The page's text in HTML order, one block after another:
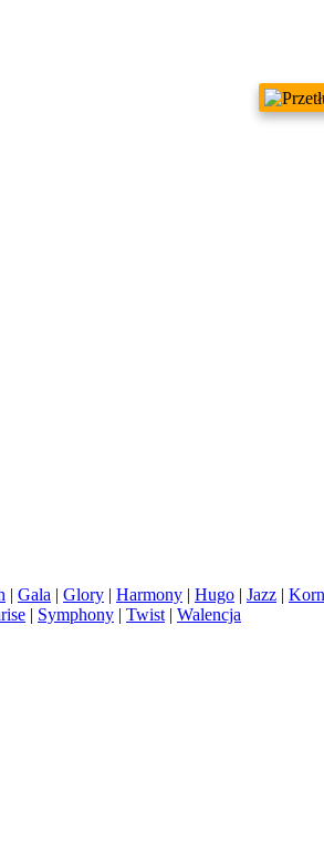
| Gala | Glory | Harmony | Hugo | Jazz |
| Symphony | Twist | Walencja